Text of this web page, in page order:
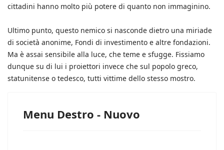
cittadini hanno molto più potere di quanto non immaginino.
Ultimo punto, questo nemico si nasconde dietro una miriade
di società anonime, Fondi di investimento e altre fondazioni.
Ma è assai sensibile alla luce, che teme e sfugge. Fissiamo
dunque su di lui i proiettori invece che sul popolo greco,
statunitense o tedesco, tutti vittime dello stesso mostro.
Menu Destro - Nuovo